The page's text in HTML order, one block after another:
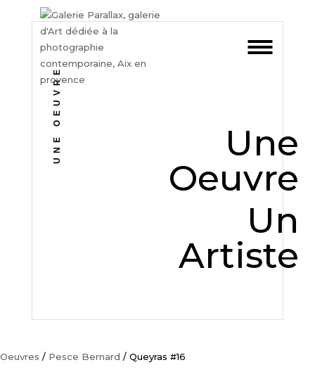
UNE OEUVRE
Une
Oeuvre
Un
Artiste
Oeuvres / Pesce Bernard / Queyras #16